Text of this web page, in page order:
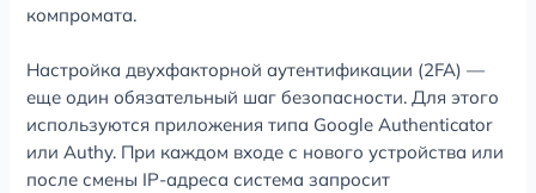
компромата.
Настройка двухфакторной аутентификации (2FA) —
еще один обязательный шаг безопасности. Для этого
используются приложения типа Google Authenticator
или Authy. При каждом входе с нового устройства или
после смены IP-адреса система запросит